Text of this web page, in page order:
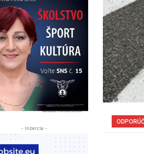
- Inzercia -